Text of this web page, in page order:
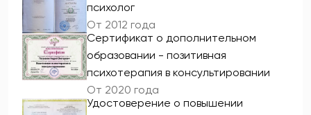
психолог
От 2012 года
Сертификат о дополнительном
образовании - позитивная
психотерапия в консультировании
От 2020 года
Удостоверение о повышении